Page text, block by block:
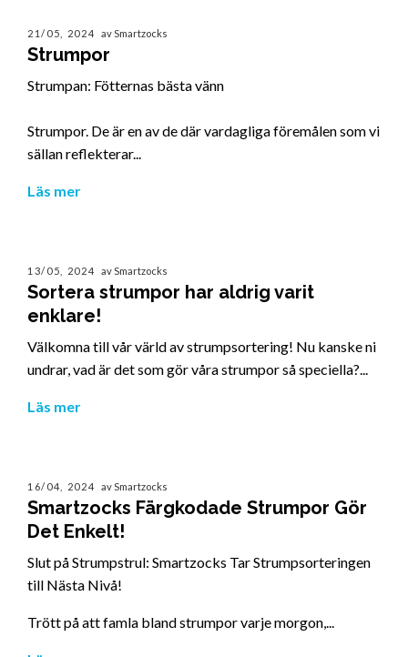
21/05, 2024 av Smartzocks
Strumpor
Strumpan: Fötternas bästa vänn
Strumpor. De är en av de där vardagliga föremålen som vi
sällan reflekterar...
Läs mer
13/05, 2024 av Smartzocks
Sortera strumpor har aldrig varit
enklare!
Välkomna till vår värld av strumpsortering! Nu kanske ni
undrar, vad är det som gör våra strumpor så speciella?...
Läs mer
16/04, 2024 av Smartzocks
Smartzocks Färgkodade Strumpor Gör
Det Enkelt!
Slut på Strumpstrul: Smartzocks Tar Strumpsorteringen
till Nästa Nivå!
Trött på att famla bland strumpor varje morgon,...